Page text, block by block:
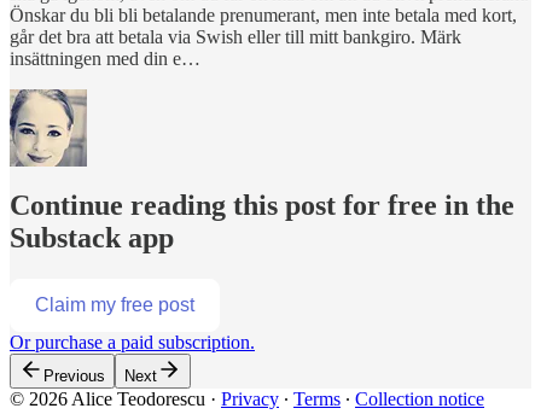
Önskar du bli bli betalande prenumerant, men inte betala med kort,
går det bra att betala via Swish eller till mitt bankgiro. Märk
insättningen med din e…
Continue reading this post for free in the
Substack app
Claim my free post
Or purchase a paid subscription.
Previous Next
© 2026 Alice Teodorescu · Privacy ∙ Terms ∙ Collection notice